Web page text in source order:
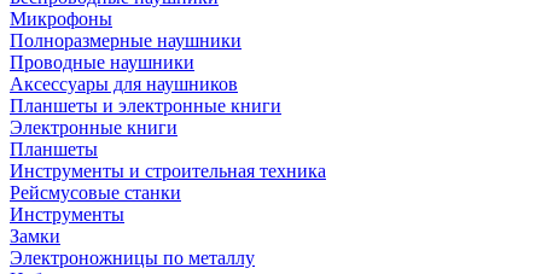
Микрофоны
Полноразмерные наушники
Проводные наушники
Аксессуары для наушников
Планшеты и электронные книги
Электронные книги
Планшеты
Инструменты и строительная техника
Рейсмусовые станки
Инструменты
Замки
Электроножницы по металлу